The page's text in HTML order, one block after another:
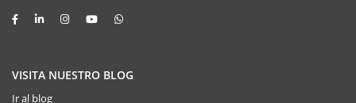
VISITA NUESTRO BLOG
Ir al blog